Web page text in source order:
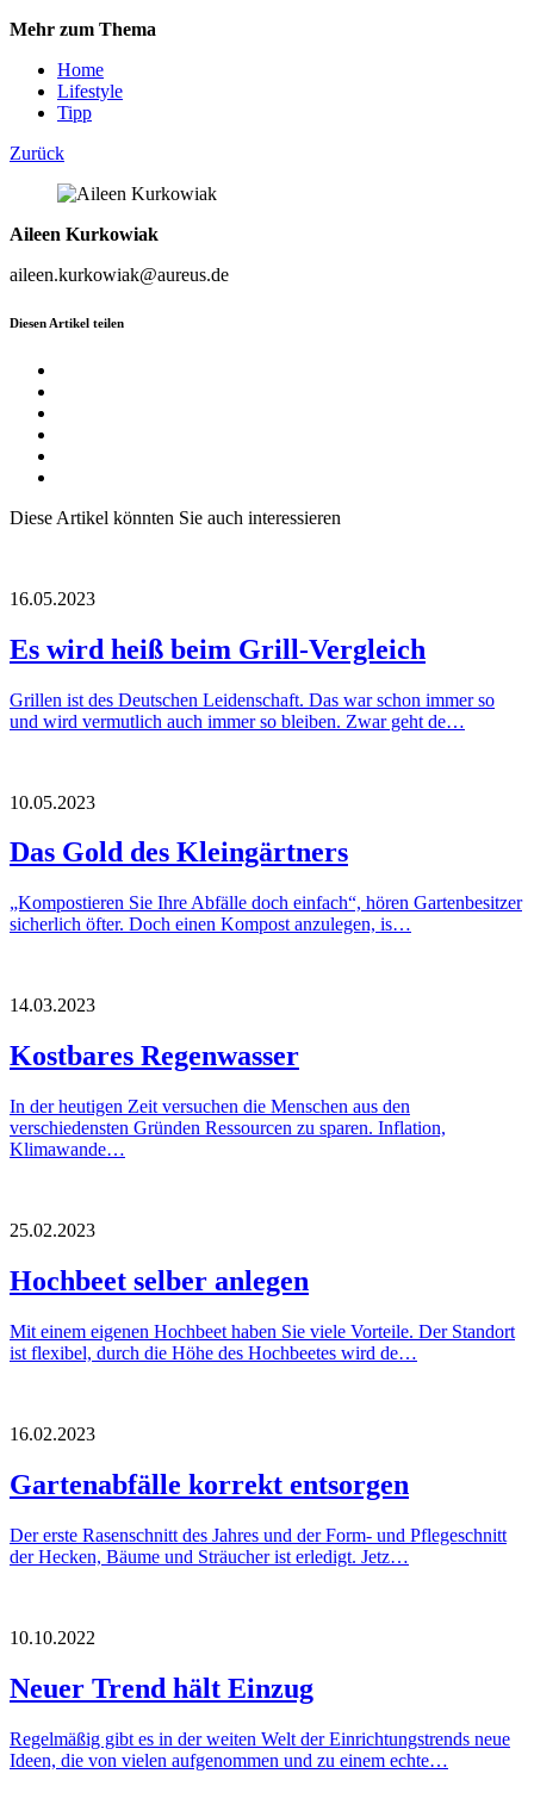
Mehr zum Thema
Home
Lifestyle
Tipp
Zurück
Aileen Kurkowiak
aileen.kurkowiak@aureus.de
Diesen Artikel teilen
Diese Artikel könnten Sie auch interessieren
16.05.2023
Es wird heiß beim Grill-Vergleich
Grillen ist des Deutschen Leidenschaft. Das war schon immer so
und wird vermutlich auch immer so bleiben. Zwar geht de…
10.05.2023
Das Gold des Kleingärtners
„Kompostieren Sie Ihre Abfälle doch einfach“, hören Gartenbesitzer
sicherlich öfter. Doch einen Kompost anzulegen, is…
14.03.2023
Kostbares Regenwasser
In der heutigen Zeit versuchen die Menschen aus den
verschiedensten Gründen Ressourcen zu sparen. Inflation,
Klimawande…
25.02.2023
Hochbeet selber anlegen
Mit einem eigenen Hochbeet haben Sie viele Vorteile. Der Standort
ist flexibel, durch die Höhe des Hochbeetes wird de…
16.02.2023
Gartenabfälle korrekt entsorgen
Der erste Rasenschnitt des Jahres und der Form- und Pflegeschnitt
der Hecken, Bäume und Sträucher ist erledigt. Jetz…
10.10.2022
Neuer Trend hält Einzug
Regelmäßig gibt es in der weiten Welt der Einrichtungstrends neue
Ideen, die von vielen aufgenommen und zu einem echte…